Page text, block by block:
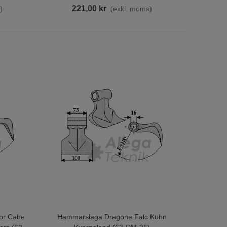
221,00 kr (exkl. moms)
Cabe
Lägg Till I Varukorgen
Hammarslaga Dragone Falc Kuhn